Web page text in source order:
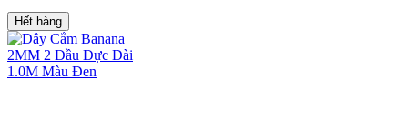
Hết hàng